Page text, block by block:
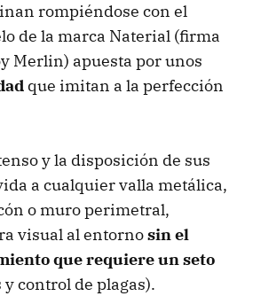
rompiéndose con el
de la marca Naterial (firma
Merlin) apuesta por unos
que imitan a la perfección
y la disposición de sus
a cualquier valla metálica,
o muro perimetral,
visual al entornosin el
que requiere un seto
y control de plagas).